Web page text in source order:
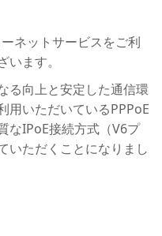
ネットサービスをご利
ます。
る向上と安定した通信環
用いただいているPPPoE
なIPoE接続方式（V6プ
いただくことになりまし